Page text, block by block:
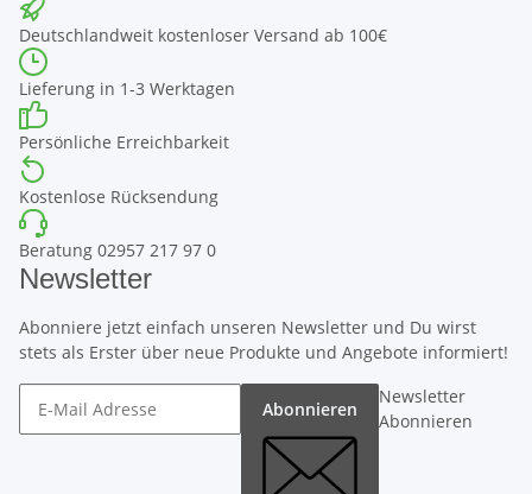
Deutschlandweit kostenloser Versand ab 100€
Lieferung in 1-3 Werktagen
Persönliche Erreichbarkeit
Kostenlose Rücksendung
Beratung 02957 217 97 0
Newsletter
Abonniere jetzt einfach unseren Newsletter und Du wirst
stets als Erster über neue Produkte und Angebote informiert!
Abonnieren
Newsletter
Abonnieren